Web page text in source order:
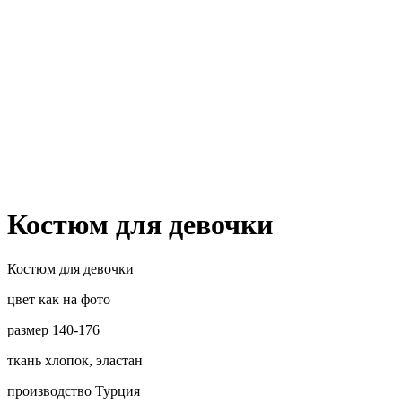
Костюм для девочки
Костюм для девочки
цвет как на фото
размер 140-176
ткань хлопок, эластан
производство Турция